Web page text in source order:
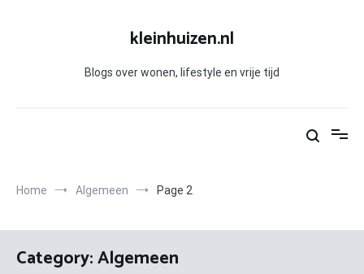
kleinhuizen.nl
Blogs over wonen, lifestyle en vrije tijd
Home Algemeen Page 2
Category:Algemeen